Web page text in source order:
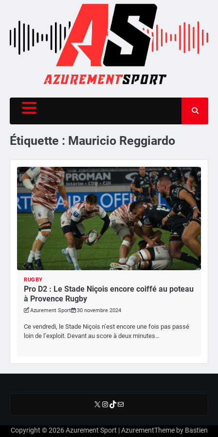
content
Étiquette : Mauricio Reggiardo
RUGBY
Pro D2 : Le Stade Niçois encore coiffé au poteau
à Provence Rugby
Azurement Sport 30 novembre 2024
Ce vendredi, le Stade Niçois n’est encore une fois pas passé
loin de l’exploit. Devant au score à deux minutes…
X Instagram
TikTok
E-mail
Copyright © 2026Azurement Sport | AzurementTheme by Bastien